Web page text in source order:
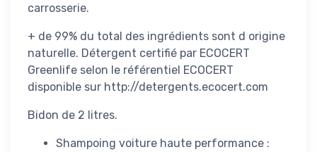
carrosserie.
+ de 99% du total des ingrédients sont d origine
naturelle. Détergent certifié par ECOCERT
Greenlife selon le référentiel ECOCERT
disponible sur http://detergents.ecocert.com
Bidon de 2 litres.
Shampoing voiture haute performance :